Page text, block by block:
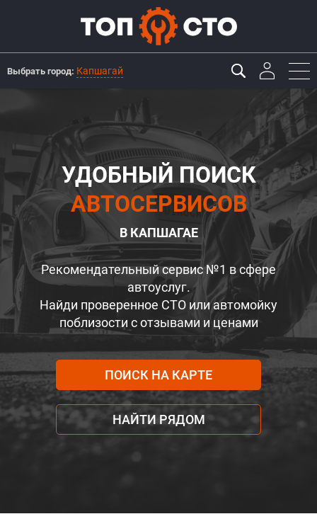
Выбрать город: Капшагай
УДОБНЫЙ ПОИСК
АВТОСЕРВИСОВ
В КАПШАГАЕ
Рекомендательный сервис №1 в сфере
автоуслуг.
Найди проверенное СТО или автомойку
поблизости с отзывами и ценами
ПОИСК НА КАРТЕ
НАЙТИ РЯДОМ